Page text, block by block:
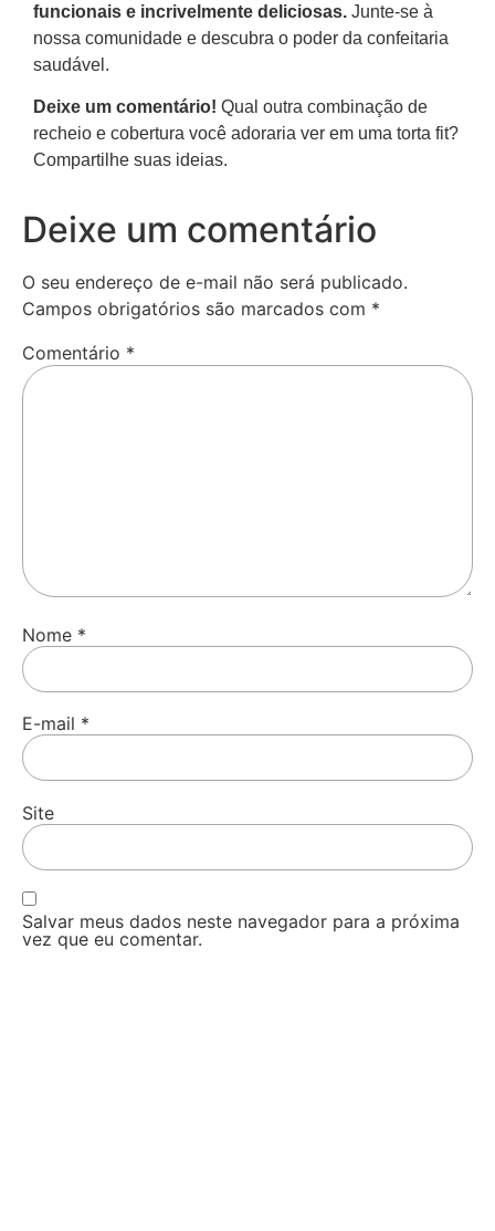
funcionais e incrivelmente deliciosas. Junte-se à
nossa comunidade e descubra o poder da confeitaria
saudável.
Deixe um comentário! Qual outra combinação de
recheio e cobertura você adoraria ver em uma torta fit?
Compartilhe suas ideias.
Deixe um comentário
O seu endereço de e-mail não será publicado.
Campos obrigatórios são marcados com *
Comentário *
Nome *
E-mail *
Site
Salvar meus dados neste navegador para a próxima
vez que eu comentar.